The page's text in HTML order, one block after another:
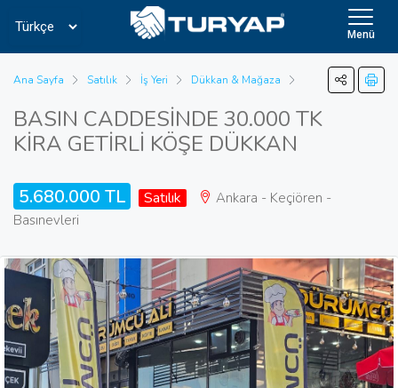
Menü
Ana Sayfa Satılık İş Yeri Dükkan & Mağaza
BASIN CADDESİNDE 30.000 TK
KİRA GETİRLİ KÖŞE DÜKKAN
5.680.000 TL Satılık
Ankara - Keçiören -
Basınevleri